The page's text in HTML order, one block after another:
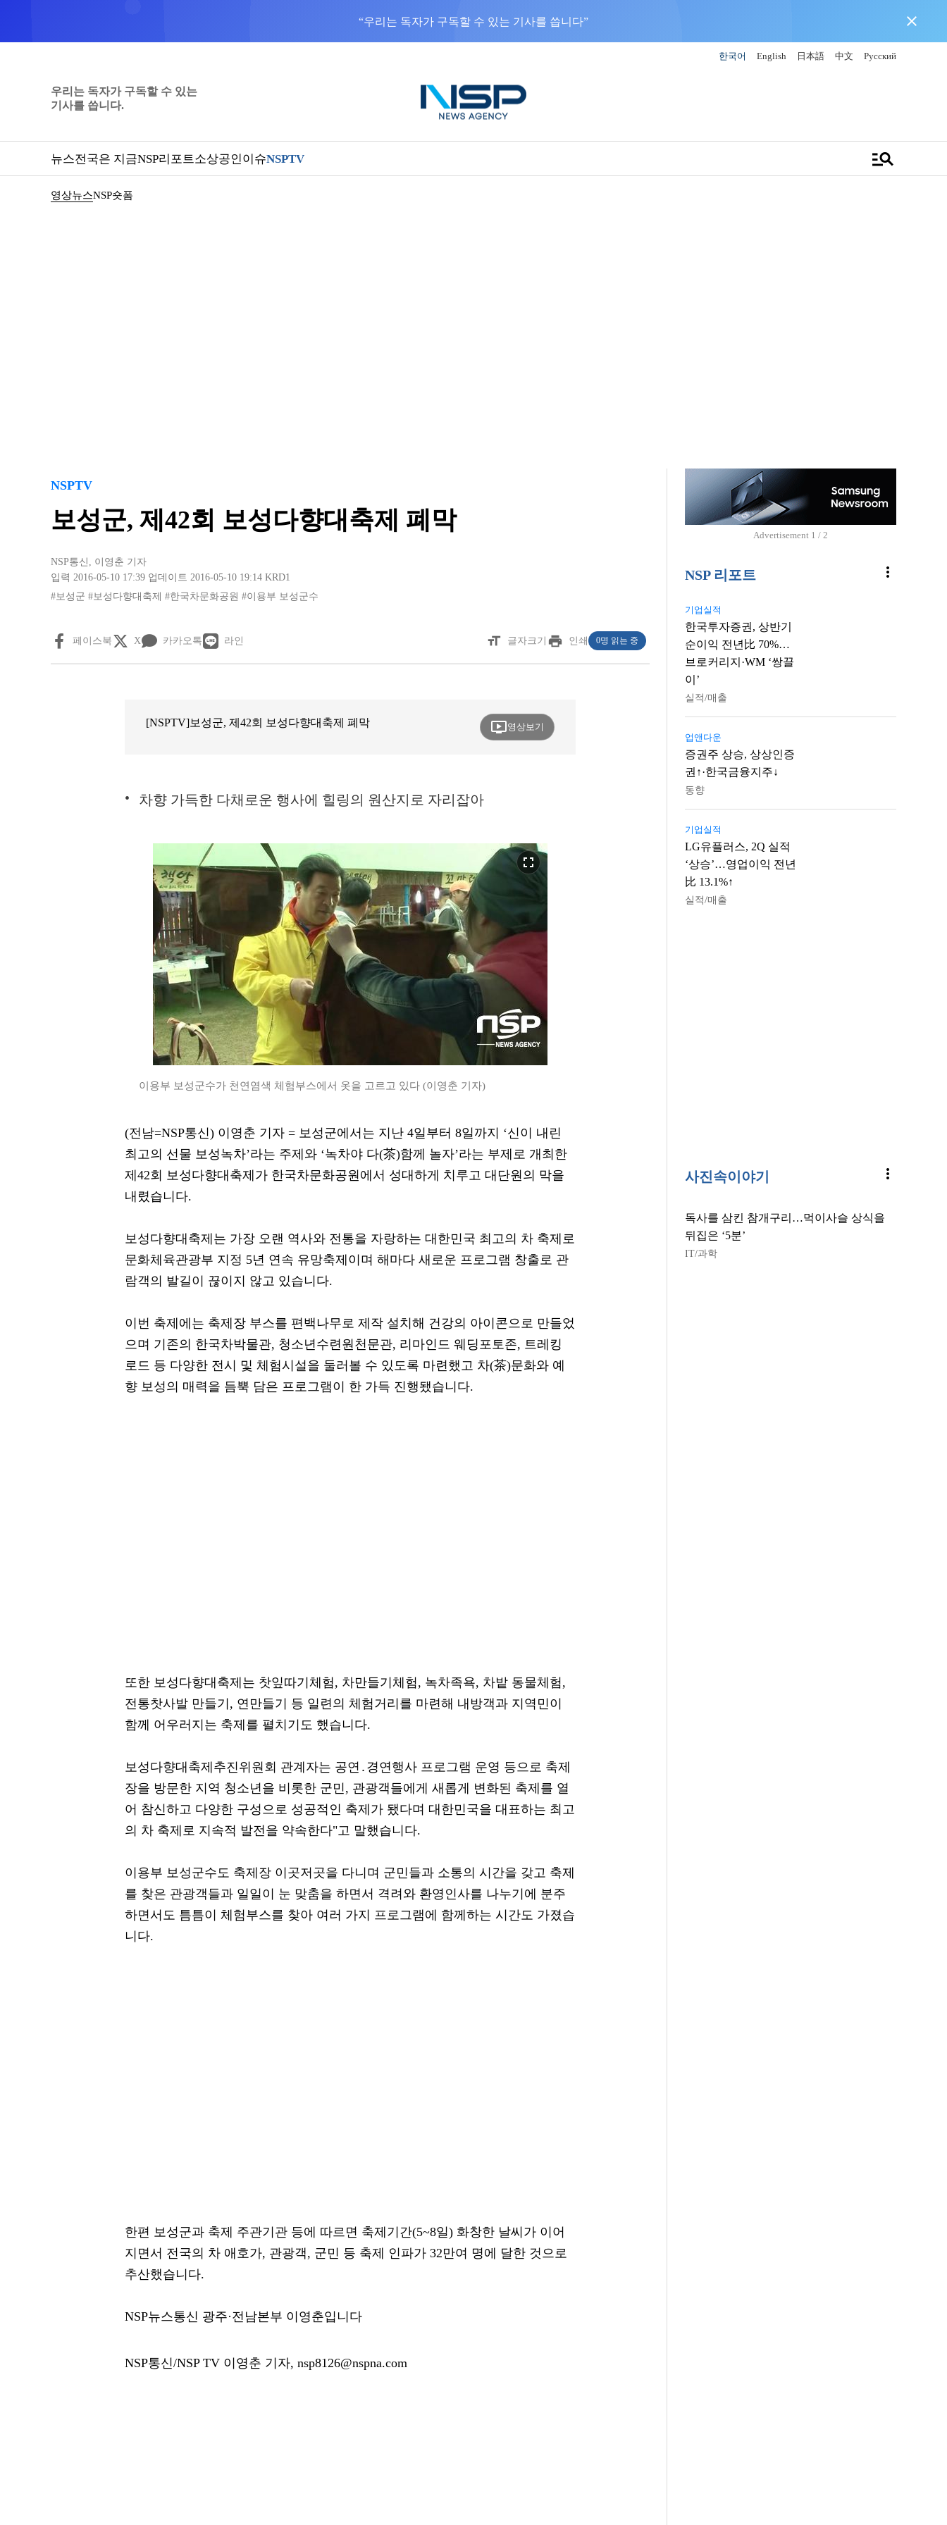
“우리는 독자가 구독할 수 있는 기사를 씁니다” close
한국어 English 日本語 中文 Русский
우리는 독자가 구독할 수 있는
기사를 씁니다.
뉴스전국은 지금NSP리포트소상공인이슈NSPTV manage_search
영상뉴스NSP숏폼
NSPTV
보성군, 제42회 보성다향대축제 폐막
NSP통신 , 이영춘 기자
입력 2016-05-10 17:39 업데이트 2016-05-10 19:14 KRD1
#보성군 #보성다향대축제 #한국차문화공원 #이용부 보성군수
페이스북 X 카카오톡 라인 format_size 글자크기 print 인쇄 0명 읽는 중
[NSPTV]보성군, 제42회 보성다향대축제 폐막 ondemand_video영상보기
차향 가득한 다채로운 행사에 힐링의 원산지로 자리잡아
fullscreen
이용부 보성군수가 천연염색 체험부스에서 옷을 고르고 있다 (이영춘 기자)
(전남=NSP통신) 이영춘 기자 = 보성군에서는 지난 4일부터 8일까지 ‘신이 내린
최고의 선물 보성녹차’라는 주제와 ‘녹차야 다(茶)함께 놀자’라는 부제로 개최한
제42회 보성다향대축제가 한국차문화공원에서 성대하게 치루고 대단원의 막을
내렸습니다.
보성다향대축제는 가장 오랜 역사와 전통을 자랑하는 대한민국 최고의 차 축제로
문화체육관광부 지정 5년 연속 유망축제이며 해마다 새로운 프로그램 창출로 관
람객의 발길이 끊이지 않고 있습니다.
이번 축제에는 축제장 부스를 편백나무로 제작 설치해 건강의 아이콘으로 만들었
으며 기존의 한국차박물관, 청소년수련원천문관, 리마인드 웨딩포토존, 트레킹
로드 등 다양한 전시 및 체험시설을 둘러볼 수 있도록 마련했고 차(茶)문화와 예
향 보성의 매력을 듬뿍 담은 프로그램이 한 가득 진행됐습니다.
또한 보성다향대축제는 찻잎따기체험, 차만들기체험, 녹차족욕, 차밭 동물체험,
전통찻사발 만들기, 연만들기 등 일련의 체험거리를 마련해 내방객과 지역민이
함께 어우러지는 축제를 펼치기도 했습니다.
보성다향대축제추진위원회 관계자는 공연․경연행사 프로그램 운영 등으로 축제
장을 방문한 지역 청소년을 비롯한 군민, 관광객들에게 새롭게 변화된 축제를 열
어 참신하고 다양한 구성으로 성공적인 축제가 됐다며 대한민국을 대표하는 최고
의 차 축제로 지속적 발전을 약속한다"고 말했습니다.
이용부 보성군수도 축제장 이곳저곳을 다니며 군민들과 소통의 시간을 갖고 축제
를 찾은 관광객들과 일일이 눈 맞춤을 하면서 격려와 환영인사를 나누기에 분주
하면서도 틈틈이 체험부스를 찾아 여러 가지 프로그램에 함께하는 시간도 가졌습
니다.
한편 보성군과 축제 주관기관 등에 따르면 축제기간(5~8일) 화창한 날씨가 이어
지면서 전국의 차 애호가, 관광객, 군민 등 축제 인파가 32만여 명에 달한 것으로
추산했습니다.
NSP뉴스통신 광주·전남본부 이영춘입니다
NSP통신/NSP TV 이영춘 기자, nsp8126@nspna.com
Advertisement 1 / 2
NSP 리포트 more_vert
기업실적
한국투자증권, 상반기
순이익 전년比 70%…
브로커리지·WM ‘쌍끌
이’
실적/매출
업앤다운
증권주 상승, 상상인증
권↑·한국금융지주↓
동향
기업실적
LG유플러스, 2Q 실적
‘상승’…영업이익 전년
比 13.1%↑
실적/매출
사진속이야기 more_vert
독사를 삼킨 참개구리…먹이사슬 상식을
뒤집은 ‘5분’
IT/과학